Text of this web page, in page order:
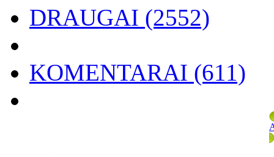
DRAUGAI (2552)
KOMENTARAI (611)